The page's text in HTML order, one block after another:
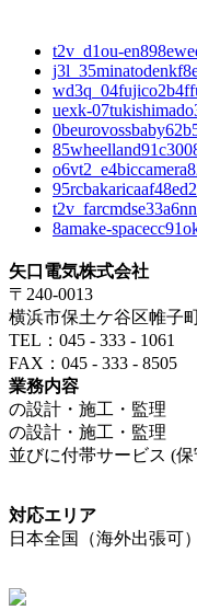
t2v_d1ou-
uexk-
8amake-
矢口電気株式会社
〒240-0013
横浜市保土ケ谷区帷子
TEL：045 - 333 - 1061
FAX：045 - 333 - 8505
業務内容
の設計・施工・監理
の設計・施工・監理
並びに付帯サービス (
対応エリア
日本全国（海外出張可）